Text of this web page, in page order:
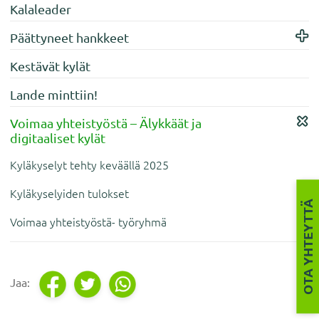
Kalaleader
Päättyneet hankkeet
Kestävät kylät
Lande minttiin!
Voimaa yhteistyöstä – Älykkäät ja
digitaaliset kylät
Kyläkyselyt tehty keväällä 2025
Kyläkyselyiden tulokset
Voimaa yhteistyöstä- työryhmä
OTA YHTEYTTÄ